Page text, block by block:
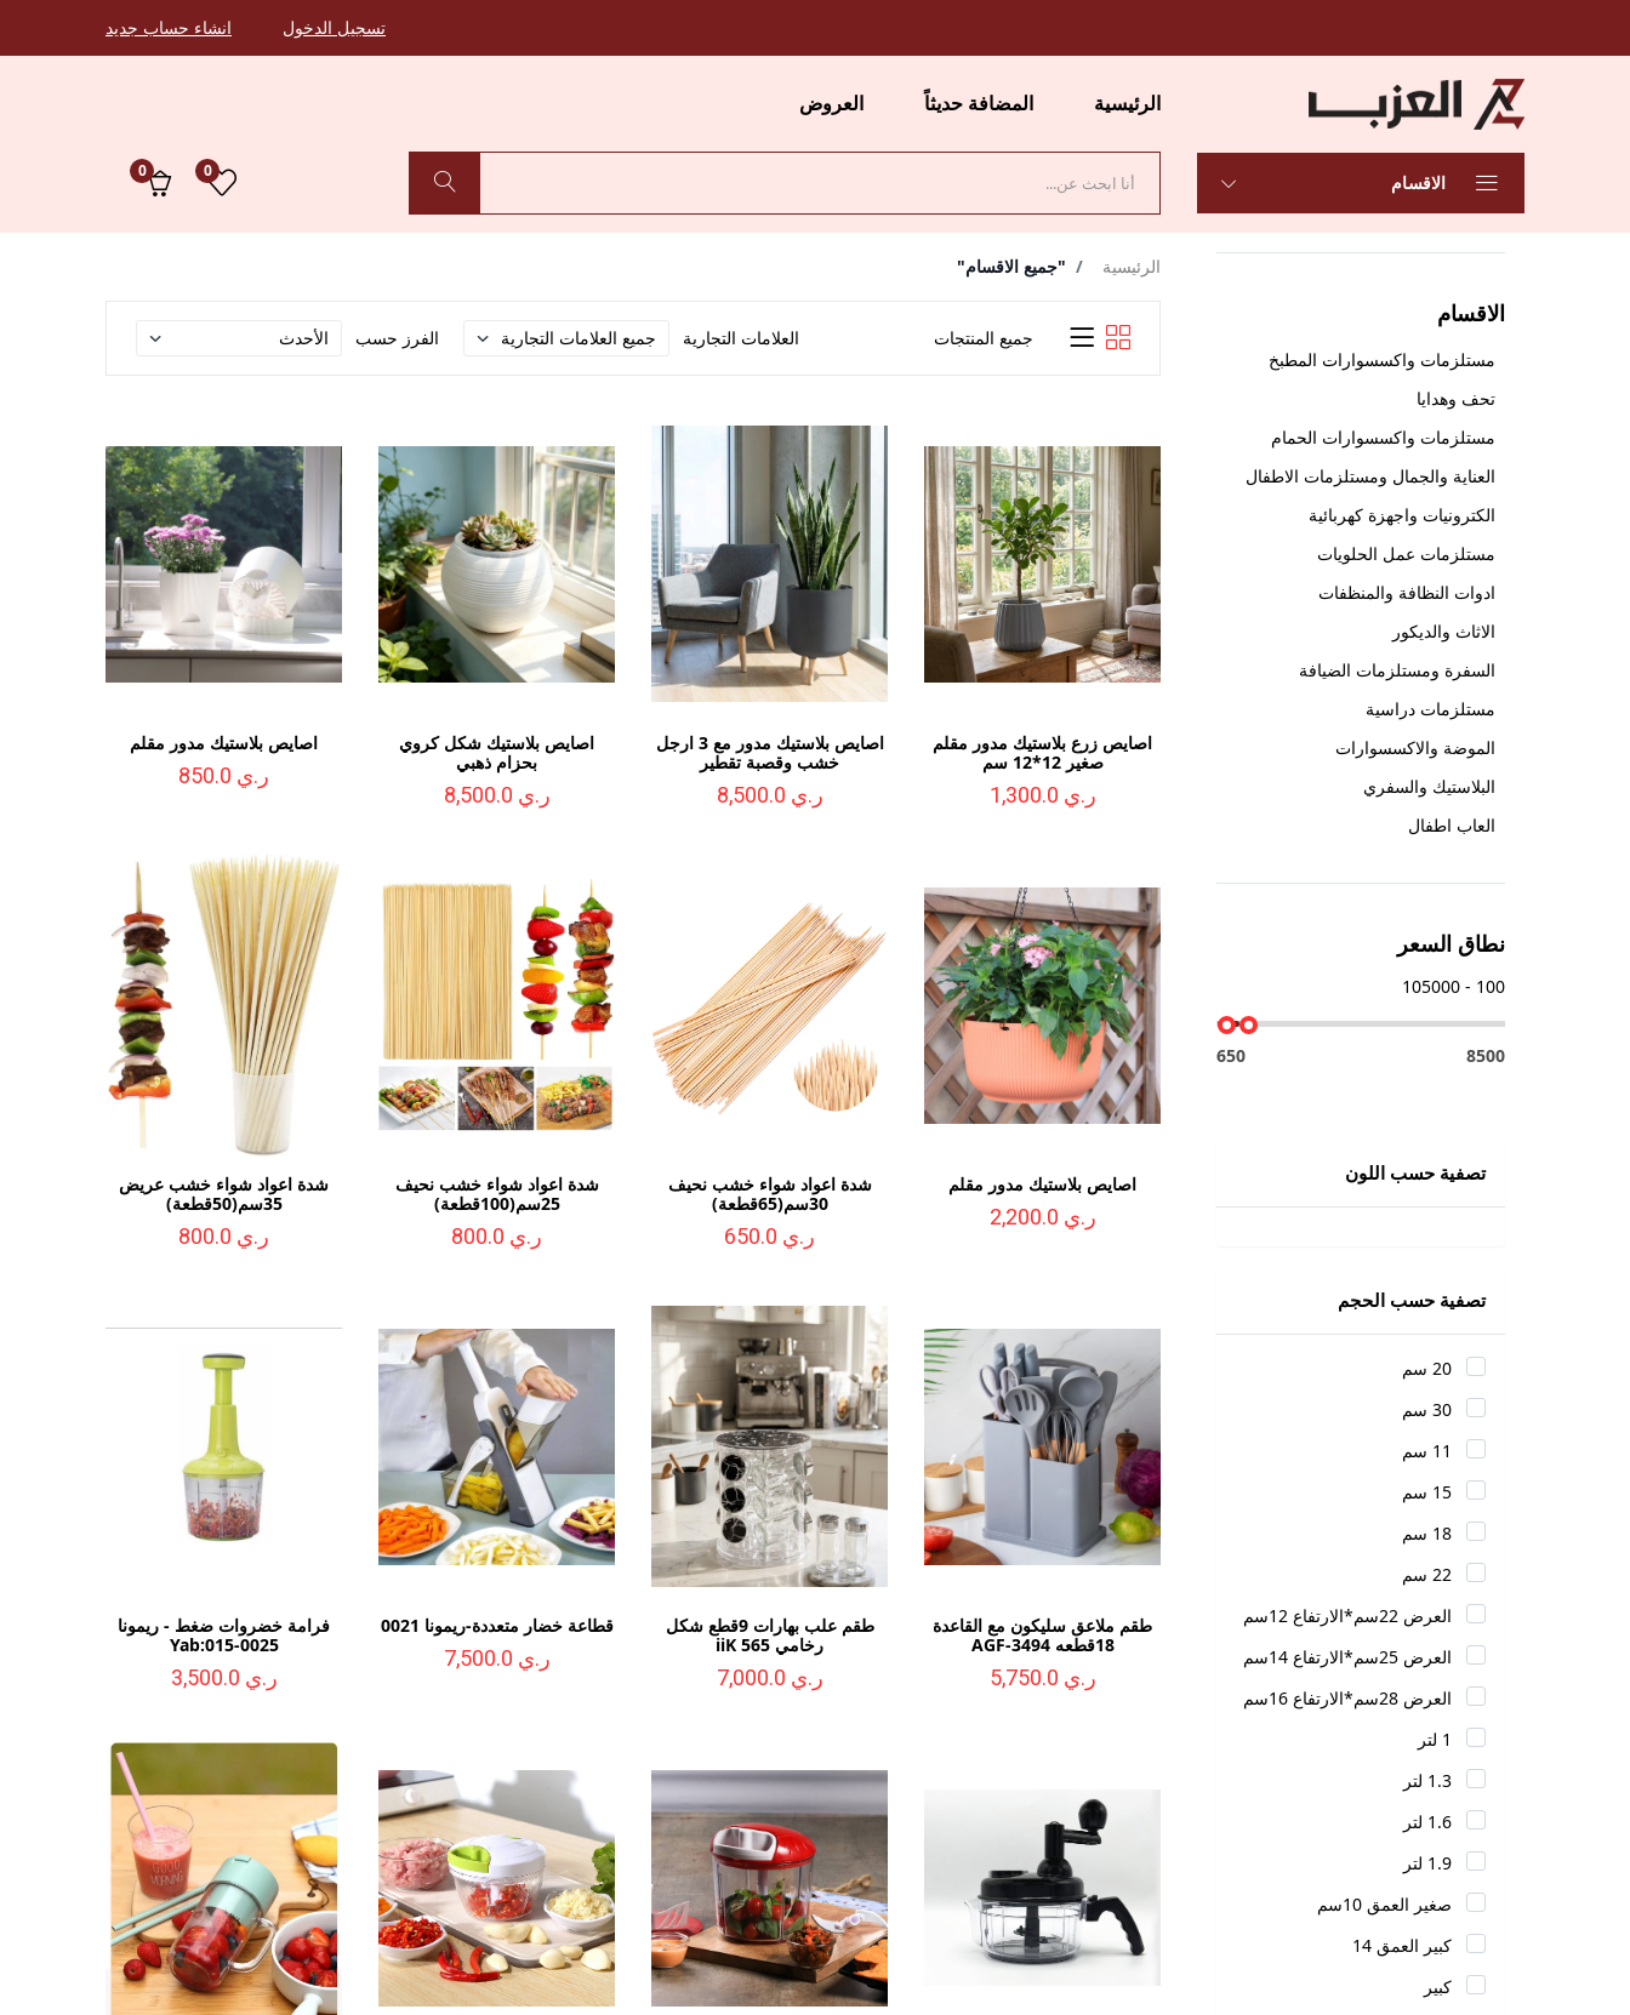
تسجيل الدخول انشاء حساب جديد
الرئيسية المضافة حديثاً العروض
الاقسام
0
0
الاقسام
مستلزمات واكسسوارات المطبخ
تحف وهدايا
مستلزمات واكسسوارات الحمام
العناية والجمال ومستلزمات الاطفال
الكترونيات واجهزة كهربائية
مستلزمات عمل الحلويات
ادوات النظافة والمنظفات
الاثاث والديكور
السفرة ومستلزمات الضيافة
مستلزمات دراسية
الموضة والاكسسوارات
البلاستيك والسفري
العاب اطفال
نطاق السعر
100 - 105000
8500
650
تصفية حسب اللون
تصفية حسب الحجم
20 سم
30 سم
11 سم
15 سم
18 سم
22 سم
العرض 22سم*الارتفاع 12سم
العرض 25سم*الارتفاع 14سم
العرض 28سم*الارتفاع 16سم
1 لتر
1.3 لتر
1.6 لتر
1.9 لتر
صغير العمق 10سم
كبير العمق 14
كبير
الرئيسية "جميع الاقسام"
جميع المنتجات العلامات التجارية الفرز حسب
اصايص زرع بلاستيك مدور مقلم
صغير 12*12 سم
ر.ي 1,300.0
اصايص بلاستيك مدور مع 3 ارجل
خشب وقصبة تقطير
ر.ي 8,500.0
اصايص بلاستيك شكل كروي
بحزام ذهبي
ر.ي 8,500.0
اصايص بلاستيك مدور مقلم
ر.ي 850.0
اصايص بلاستيك مدور مقلم
ر.ي 2,200.0
شدة اعواد شواء خشب نحيف
30سم(65قطعة)
ر.ي 650.0
شدة اعواد شواء خشب نحيف
25سم(100قطعة)
ر.ي 800.0
شدة اعواد شواء خشب عريض
35سم(50قطعة)
ر.ي 800.0
طقم ملاعق سليكون مع القاعدة
18قطعه AGF-3494
ر.ي 5,750.0
طقم علب بهارات 9قطع شكل
رخامي iiK 565
ر.ي 7,000.0
قطاعة خضار متعددة-ريمونا 0021
ر.ي 7,500.0
فرامة خضروات ضغط - ريمونا
Yab:015-0025
ر.ي 3,500.0